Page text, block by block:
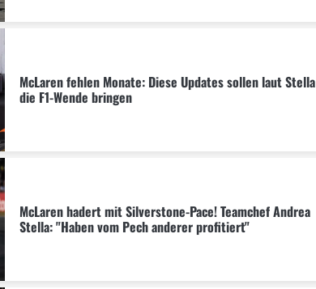
McLaren fehlen Monate: Diese Updates sollen laut Stella
die F1-Wende bringen
McLaren hadert mit Silverstone-Pace! Teamchef Andrea
Stella: "Haben vom Pech anderer profitiert"